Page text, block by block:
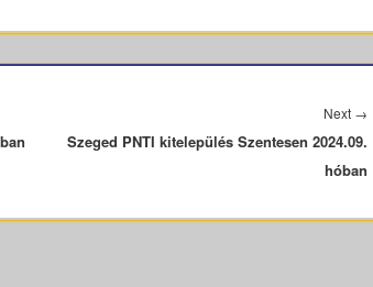
Next →
Szeged PNTI kitelepülés Szentesen 2024.09.
hóban